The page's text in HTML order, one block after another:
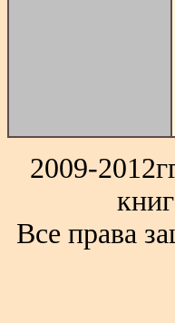
2009-
Все права